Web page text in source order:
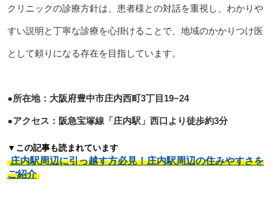
クリニックの診療方針は、患者様との対話を重視し、わかりや
すい説明と丁寧な診療を心掛けることで、地域のかかりつけ医
として頼りになる存在を目指しています。
●所在地：大阪府豊中市庄内西町3丁目19−24
●アクセス：阪急宝塚線「庄内駅」西口より徒歩約3分
▼この記事も読まれています
庄内駅周辺に引っ越す方必見！庄内駅周辺の住みやすさを
ご紹介